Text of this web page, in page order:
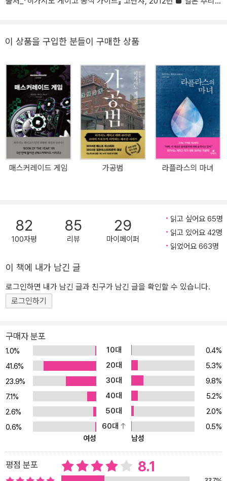
호텔』은 히가시노 게이고의 작가 생활 25주년을 기념하는 특별한 작
러 작가로서 왕성한 활동을 해오고 있는 그는, 1985년 『방과 후』로
제31회 에도가와 란포상을 수상하면서 데뷔한 이래 장장 25년 이상
을 전업 작가로 살아왔다. 지난해 일본에서 출간된 『히가시노 게이고
공식 가이드』에 의하면 지금껏 발표한 작품 수가 무려 77편(가장 최
근작인 『나미야 잡화점의 기적』포함)에 이른다. 그중 영화화된 작품
만 11편이고 드라마로 제작된 작품 수도 15편이나 된다. 물론 그도 데
뷔 후 10여 년 동안은 무명의 설움을 겪어야 했다. 나오키상을 비롯하
여 각종 문학상 후보에 수없이 올랐으나 번번이 미끄러져 한때는 ‘나
오키상으로부터 가장 미움을 받는 작가’라는 말을 들었을 정도다. 그
무진 오가면서 스포츠에 능한 공학도로서의 면모를 아낌없이 발휘해
왔다. 히가시노 게이고가 가장 아끼는 캐릭터는 ‘갈릴레오 시리즈’의
유가와 마나부 교수와 ‘가가 형사 시리즈’의 주인공 가가 교이치로다.
이들은 더 이상 말이 필요 없을 만큼 유명한 탐정 캐릭터이며 그의 추
텔』에서 새롭게 등장한 닛타 고스케 형사는 세 번째 캐릭터인 셈이다.
“상상력을 극한까지 쏟아부었다” 닛타 고스케가 처음으로 등장하는
품이란 점에서 마땅히 추리소설로 분류해야 하지만 그보다 넓게 보면
온갖 군상이 등장하는 휴먼 드라마에 가깝다. 일류 호텔을 드나드는
각양각색의 인간들과 그들의 얽히고설킨 관계를 들여다보는 동안 어
쩌면 “우리는 가면을 쓰고 살아가고 있는 게 아닐까” 하는 의문을 품
게 될지 모른다. 『매스커레이드 호텔』은 범죄 해결의 실마리를 풀어
가는 수사 과정이 호텔이란 특정 공간에서 일어나는 예측 불가능한
사건들과 교차하면서 숨 가쁘게 이어지는 소설이다. 일설에 의하면
히가시노 게이고는 이 작품을 쓰기 위해 코르테시아도쿄의 실제 모델
인 니혼바시 로얄파크 호텔에서 장기 투숙하는 것도 마다하지 않았다
고 한다. 탈고 후 “상상력을 극한까지 쏟아부었다는 실감이 든다. 그
만큼 작업의 보람도 충분히 느꼈다. 앞으로 똑같은 작업을 한다 해도
이보다 더 잘해낼 자신은 없다”고 말할 정도로 공 들인 작품이다. 누
이 상품을 구입한 분들이 구매한 상품
매스커레이드 게임 가공범 라플라스의 마녀
82
100자평
85
리뷰
29
마이페이퍼
읽고 싶어요 65명
읽고 있어요 42명
읽었어요 663명
이 책에 내가 남긴 글
로그인하면 내가 남긴 글과 친구가 남긴 글을 확인할 수 있습니다.
로그인하기
구매자 분포
1.0% 10대
0.4%
41.6%
20대
5.3%
23.9%
30대
9.8%
7.1%
40대
5.2%
2.6%
50대
2.0%
0.6%
60대
0.5%
여성
남성
평점 분포 8.1